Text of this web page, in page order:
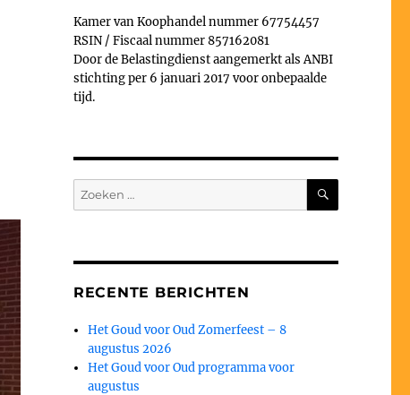
Kamer van Koophandel nummer 67754457
RSIN / Fiscaal nummer 857162081
Door de Belastingdienst aangemerkt als ANBI
stichting per 6 januari 2017 voor onbepaalde
tijd.
Zoeken
naar:
ZOEKEN
RECENTE BERICHTEN
Het Goud voor Oud Zomerfeest – 8
augustus 2026
Het Goud voor Oud programma voor
augustus